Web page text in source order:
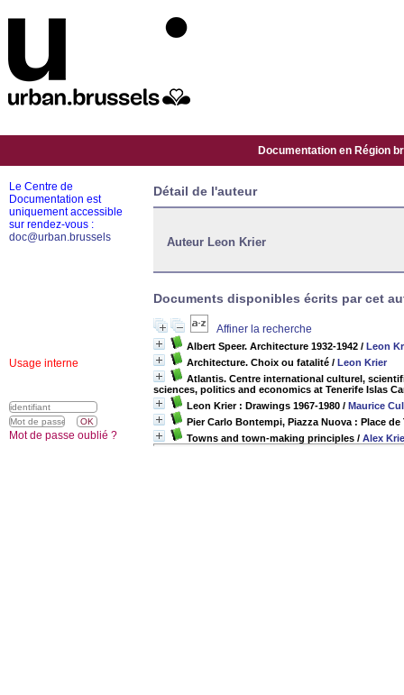
Documentation en Région
Détail de l'auteur
Auteur Leon Krier
Documents disponibles écrits par cet
Affiner la recherche
Albert Speer. Architecture 1932-1942 / Leon
Architecture. Choix ou fatalité / Leon Krier
Atlantis. Centre international culturel,
sciences, politics and economics at Tenerife Islas
Leon Krier : Drawings 1967-1980 / Maurice
Pier Carlo Bontempi, Piazza Nuova : Place
Towns and town-making principles / Alex
Le Centre de
Documentation est
uniquement accessible
sur rendez-vous :
doc@urban.brussels
Usage interne
Mot de passe oublié ?